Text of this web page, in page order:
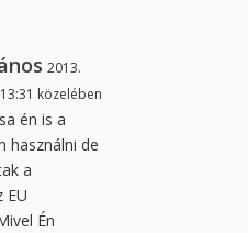
2013.
közelében
én is a
használni de
a
EU
Én